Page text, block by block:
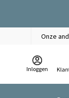
Onze
Inloggen